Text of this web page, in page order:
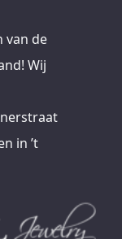
van de
Wij
in ’t